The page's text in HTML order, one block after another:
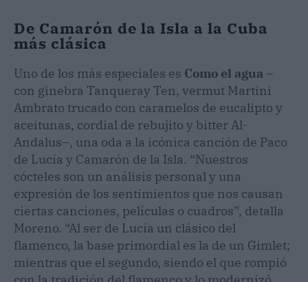
De Camarón de la Isla a la Cuba
más clásica
Uno de los más especiales es Como el agua –
con ginebra Tanqueray Ten, vermut Martini
Ambrato trucado con caramelos de eucalipto y
aceitunas, cordial de rebujito y bitter Al-
Andalus–, una oda a la icónica canción de Paco
de Lucía y Camarón de la Isla. “Nuestros
cócteles son un análisis personal y una
expresión de los sentimientos que nos causan
ciertas canciones, películas o cuadros”, detalla
Moreno. “Al ser de Lucía un clásico del
flamenco, la base primordial es la de un Gimlet;
mientras que el segundo, siendo el que rompió